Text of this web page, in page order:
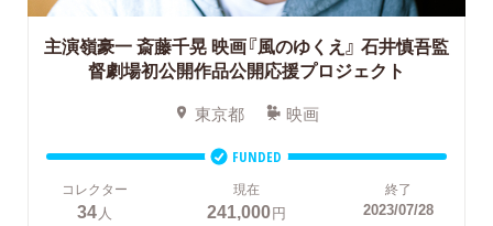
主演嶺豪一 斎藤千晃 映画『風のゆくえ』 石井慎吾監
督劇場初公開作品公開応援プロジェクト
東京都 映画
FUNDED
コレクター
34人
現在
241,000円
終了
2023/07/28